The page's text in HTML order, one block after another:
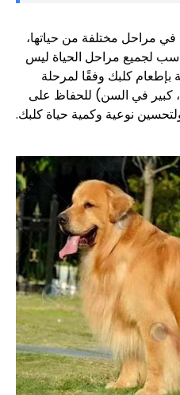
في مراحل مختلفة من حياتها،
لجميع مراحل الحياة ليس
بإطعام كلبك وفقًا لمرحلة
كبير في السن) للحفاظ على
نوعية وكمية حياة كلبك.